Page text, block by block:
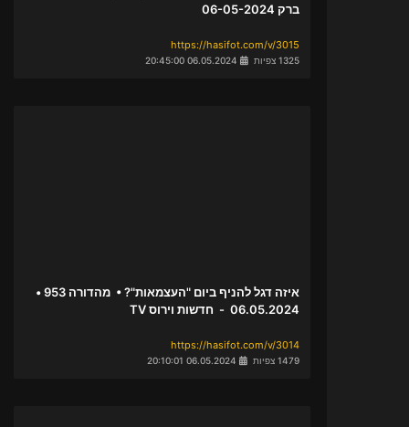
ברק 06-05-2024
https://hasifot.com/v/3015
1325 צפיות
איזה דגל להניף ביום "העצמאות"? • מהדורה 953 •
06.05.2024 - חדשות וירוס TV
https://hasifot.com/v/3014
1479 צפיות